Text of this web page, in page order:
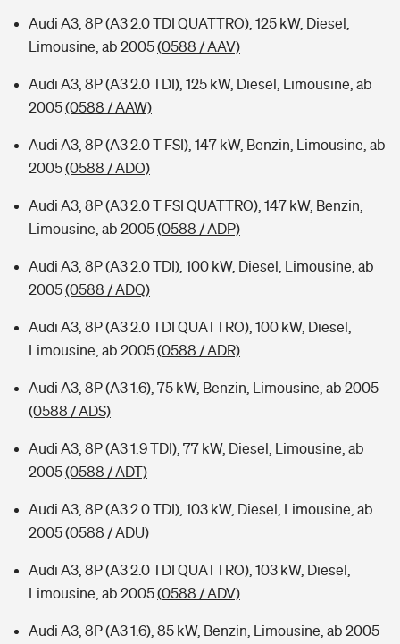
Audi A3, 8P (A3 2.0 TDI QUATTRO), 125 kW, Diesel,
Limousine, ab 2005(0588 / AAV)
Audi A3, 8P (A3 2.0 TDI), 125 kW, Diesel, Limousine, ab
2005(0588 / AAW)
Audi A3, 8P (A3 2.0 T FSI), 147 kW, Benzin, Limousine, ab
2005(0588 / ADO)
Audi A3, 8P (A3 2.0 T FSI QUATTRO), 147 kW, Benzin,
Limousine, ab 2005(0588 / ADP)
Audi A3, 8P (A3 2.0 TDI), 100 kW, Diesel, Limousine, ab
2005(0588 / ADQ)
Audi A3, 8P (A3 2.0 TDI QUATTRO), 100 kW, Diesel,
Limousine, ab 2005(0588 / ADR)
Audi A3, 8P (A3 1.6), 75 kW, Benzin, Limousine, ab 2005
(0588 / ADS)
Audi A3, 8P (A3 1.9 TDI), 77 kW, Diesel, Limousine, ab
2005(0588 / ADT)
Audi A3, 8P (A3 2.0 TDI), 103 kW, Diesel, Limousine, ab
2005(0588 / ADU)
Audi A3, 8P (A3 2.0 TDI QUATTRO), 103 kW, Diesel,
Limousine, ab 2005(0588 / ADV)
Audi A3, 8P (A3 1.6), 85 kW, Benzin, Limousine, ab 2005